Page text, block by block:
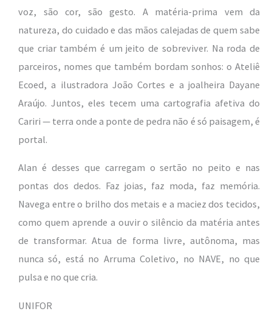
voz, são cor, são gesto. A matéria-prima vem da
natureza, do cuidado e das mãos calejadas de quem sabe
que criar também é um jeito de sobreviver. Na roda de
parceiros, nomes que também bordam sonhos: o Ateliê
Ecoed, a ilustradora João Cortes e a joalheira Dayane
Araújo. Juntos, eles tecem uma cartografia afetiva do
Cariri — terra onde a ponte de pedra não é só paisagem, é
portal.
Alan é desses que carregam o sertão no peito e nas
pontas dos dedos. Faz joias, faz moda, faz memória.
Navega entre o brilho dos metais e a maciez dos tecidos,
como quem aprende a ouvir o silêncio da matéria antes
de transformar. Atua de forma livre, autônoma, mas
nunca só, está no Arruma Coletivo, no NAVE, no que
pulsa e no que cria.
UNIFOR